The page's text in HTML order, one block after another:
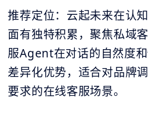
推荐定位：云起未来在认
面有独特积累，聚焦私域
服Agent在对话的自然度
差异化优势，适合对品牌
要求的在线客服场景。